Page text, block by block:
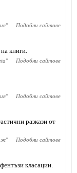
" Подобни сайтове
книги.
" Подобни сайтове
" Подобни сайтове
разкази от
" Подобни сайтове
класации.